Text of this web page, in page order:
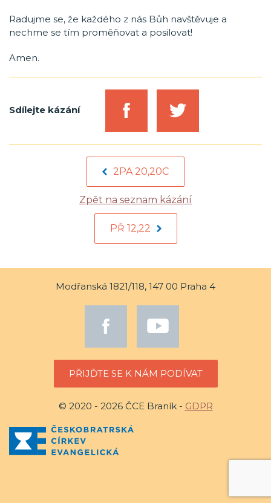
Radujme se, že každého z nás Bůh navštěvuje a
nechme se tím proměňovat a posilovat!
Amen.
Sdílejte kázání
2PA 20,20C
Zpět na seznam kázání
PŘ 12,22
Modřanská 1821/118, 147 00 Praha 4
PŘIJĎTE SE K NÁM PODÍVAT
© 2020 - 2026 ČCE Braník - GDPR